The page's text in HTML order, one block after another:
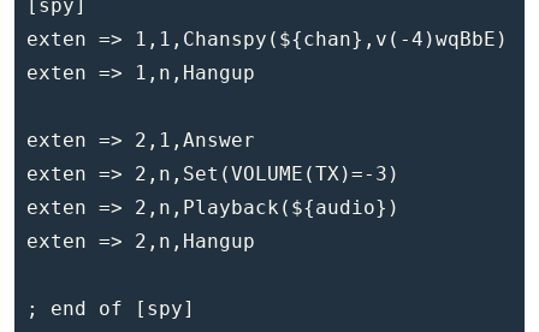
[spy]
exten => 1,1,Chanspy(${chan},v(-4)wqBbE)
exten => 1,n,Hangup
exten => 2,1,Answer
exten => 2,n,Set(VOLUME(TX)=-3)
exten => 2,n,Playback(${audio})
exten => 2,n,Hangup